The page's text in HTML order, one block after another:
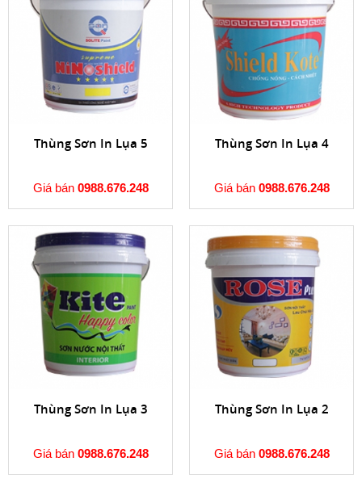
Thùng Sơn In Lụa 5
Giá bán 0988.676.248
Thùng Sơn In Lụa 4
Giá bán 0988.676.248
Thùng Sơn In Lụa 3
Giá bán 0988.676.248
Thùng Sơn In Lụa 2
Giá bán 0988.676.248